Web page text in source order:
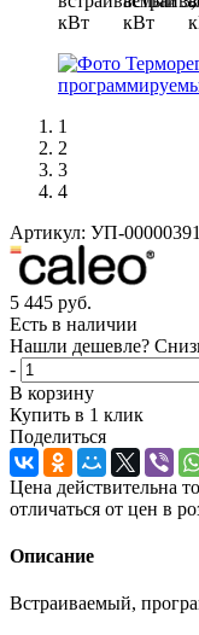
1
2
3
4
Артикул: УП-00000391
5 445 руб.
Есть в наличии
Нашли дешевле?
-
В корзину
Купить в 1 клик
Поделиться
Цена действительна
отличаться от цен в
Описание
Встраиваемый,